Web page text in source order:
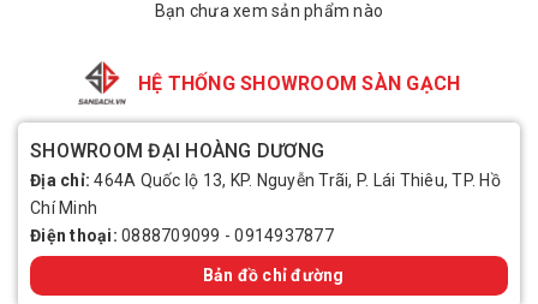
Bạn chưa xem sản phẩm nào
HỆ THỐNG SHOWROOM SÀN GẠCH
SHOWROOM ĐẠI HOÀNG DƯƠNG
Địa chỉ:464A Quốc lộ 13, KP. Nguyễn Trãi, P. Lái Thiêu, TP. Hồ
Chí Minh
Điện thoại: 0888709099 -0914937877
Bản đồ chỉ đường